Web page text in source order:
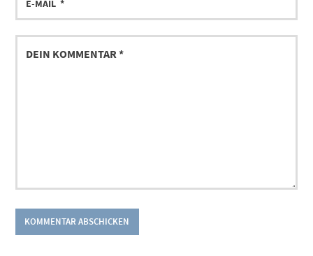
MAIL
DEIN
KOMMENTAR